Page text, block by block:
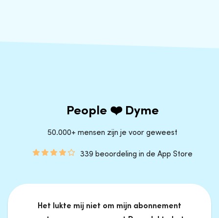
People ❤️ Dyme
50.000+ mensen zijn je voor geweest
339 beoordeling in de App Store
Het lukte mij niet om mijn abonnement